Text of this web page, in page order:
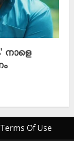
നാളെ
Terms Of Use